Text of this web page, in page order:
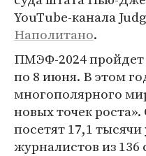
YouTube-канала
Наполитано.
ПМЭФ-2024 пройдет
по 8 июня. В этом
многополярного
новых точек
посетят 17,1
журналистов из 136